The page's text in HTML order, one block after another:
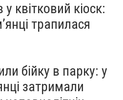
у квітковий кіоск:
трапилася
бійку в парку: у
затримали